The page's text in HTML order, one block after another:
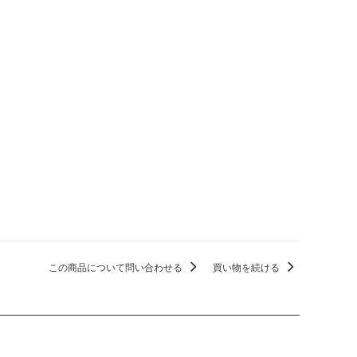
この商品について問い合わせる 買い物を続ける